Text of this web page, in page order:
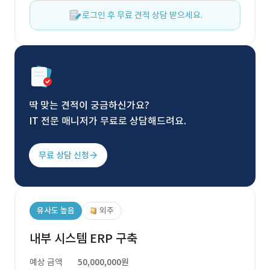
로그인 후 무료 견적 상담 받으세요.
딱 맞는 견적이 궁금하신가요?
IT 전문 매니저가 무료로 상담해드려요.
무료 상담 신청
유사도 높음 외주
내부 시스템 ERP 구축
예상 금액
50,000,000원